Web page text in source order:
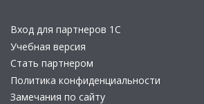
Вход для партнеров 1С
Учебная версия
Стать партнером
Политика конфиденциальности
Замечания по сайту